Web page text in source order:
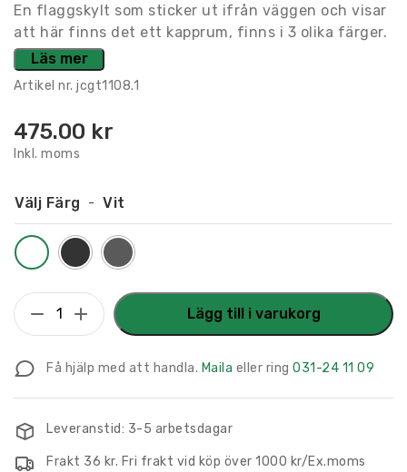
En flaggskylt som sticker ut ifrån väggen och visar
att här finns det ett kapprum, finns i 3 olika färger.
Läs mer
Artikel nr. jcgt1108.1
475.00 kr
Inkl. moms
Välj Färg Vit
Flaggskylt
Kapprum
x
180
mm
Lägg till i varukorg
Få hjälp med att handla. Maila eller ring 031-24 11 09
Leveranstid: 3-5 arbetsdagar
Frakt 36 kr. Fri frakt vid köp över 1000 kr/Ex.moms